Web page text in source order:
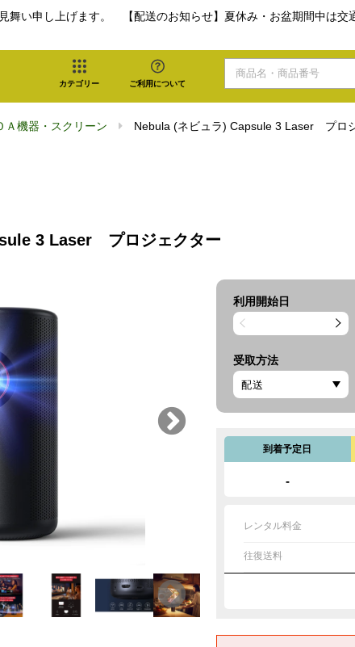
舞い申し上げます。 【配送のお知らせ】夏休み・お盆期間中は
カテゴリー ご利用について
Ａ機器・スクリーン Nebula (ネビュラ) Capsule 3 Laser プロ
3 Laser プロジェクター
利用開始日
受取方法
到着予定日
-
レンタル料金
往復送料